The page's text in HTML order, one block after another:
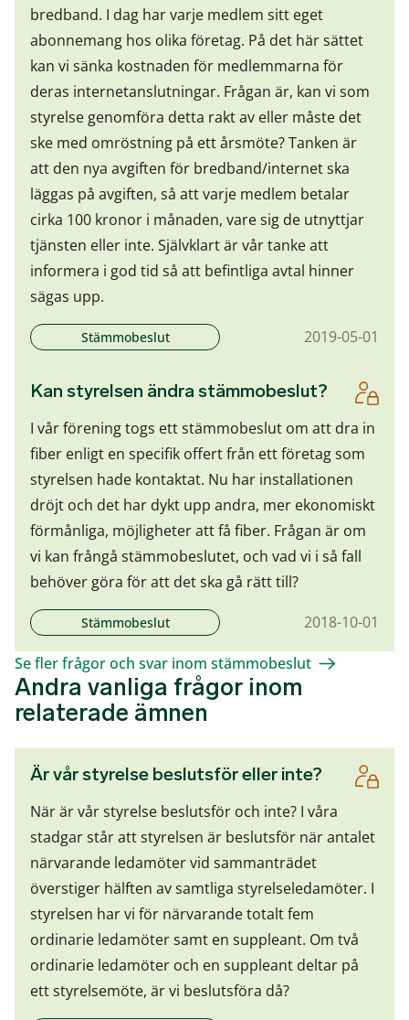
bredband. I dag har varje medlem sitt eget
abonnemang hos olika företag. På det här sättet
kan vi sänka kostnaden för medlemmarna för
deras internetanslutningar. Frågan är, kan vi som
styrelse genomföra detta rakt av eller måste det
ske med omröstning på ett årsmöte? Tanken är
att den nya avgiften för bredband/internet ska
läggas på avgiften, så att varje medlem betalar
cirka 100 kronor i månaden, vare sig de utnyttjar
tjänsten eller inte. Självklart är vår tanke att
informera i god tid så att befintliga avtal hinner
sägas upp.
Stämmobeslut 2019-05-01
Kan styrelsen ändra stämmobeslut?
I vår förening togs ett stämmobeslut om att dra in
fiber enligt en specifik offert från ett företag som
styrelsen hade kontaktat. Nu har installationen
dröjt och det har dykt upp andra, mer ekonomiskt
förmånliga, möjligheter att få fiber. Frågan är om
vi kan frångå stämmobeslutet, och vad vi i så fall
behöver göra för att det ska gå rätt till?
Stämmobeslut 2018-10-01
Se fler frågor och svar inom stämmobeslut
Andra vanliga frågor inom
relaterade ämnen
Är vår styrelse beslutsför eller inte?
När är vår styrelse beslutsför och inte? I våra
stadgar står att styrelsen är beslutsför när antalet
närvarande ledamöter vid sammanträdet
överstiger hälften av samtliga styrelseledamöter. I
styrelsen har vi för närvarande totalt fem
ordinarie ledamöter samt en suppleant. Om två
ordinarie ledamöter och en suppleant deltar på
ett styrelsemöte, är vi beslutsföra då?